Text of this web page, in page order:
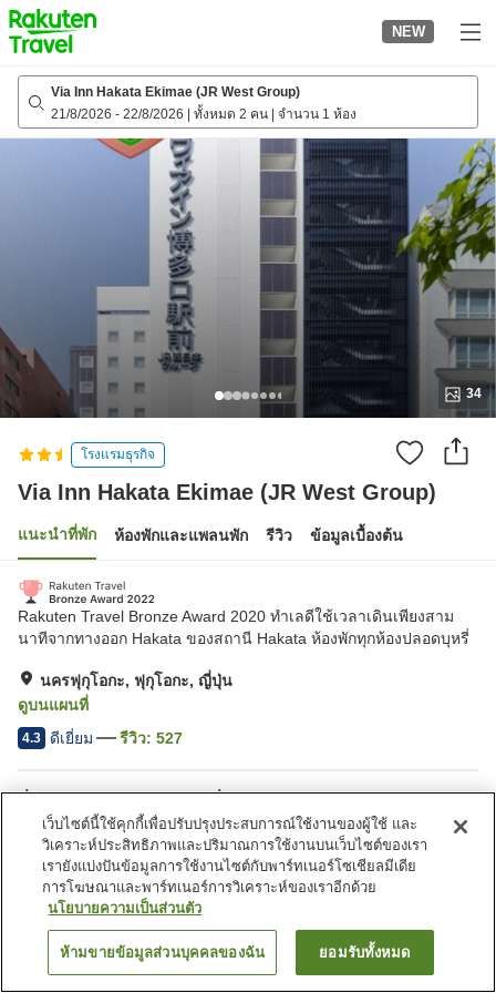
to
top
page
NEW
Via Inn Hakata Ekimae (JR West Group)
21/8/2026 - 22/8/2026 ทั้งหมด 2 คน จำนวน 1 ห้อง
34
โรงแรมธุรกิจ
Via Inn Hakata Ekimae (JR West Group)
แนะนำที่พัก ห้องพักและแพลนพัก รีวิว ข้อมูลเบื้องต้น
Rakuten Travel Bronze Award 2020 ทำเลดีใช้เวลาเดินเพียงสาม
นาทีจากทางออก Hakata ของสถานี Hakata ห้องพักทุกห้องปลอดบุหรี่
นครฟุกุโอกะ, ฟุกุโอกะ, ญี่ปุ่น
ดูบนแผนที่
4.3 ดีเยี่ยม รีวิว: 527
ที่จอดรถ
สปา/บิวตี้ซาลอน
บริการส่งสินค้า
บริการโทรปลุก
หน้าแรก ญี่ปุ่น ฟุกุโอกะ
Via Inn Hakata Ekimae (JR West Group)
ค้นหาห้องพัก
เว็บไซต์นี้ใช้คุกกี้เพื่อปรับปรุงประสบการณ์ใช้งานของผู้ใช้ และ
วิเคราะห์ประสิทธิภาพและปริมาณการใช้งานบนเว็บไซต์ของเรา
เรายังแบ่งปันข้อมูลการใช้งานไซต์กับพาร์ทเนอร์โซเชียลมีเดีย
การโฆษณาและพาร์ทเนอร์การวิเคราะห์ของเราอีกด้วย
นโยบายความเป็นส่วนตัว
ห้ามขายข้อมูลส่วนบุคคลของฉัน ยอมรับทั้งหมด